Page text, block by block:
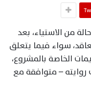
من الاستياء، بعد
سواء فيما يتعلق
الخاصة بالمشروع،
– متوافقة مع